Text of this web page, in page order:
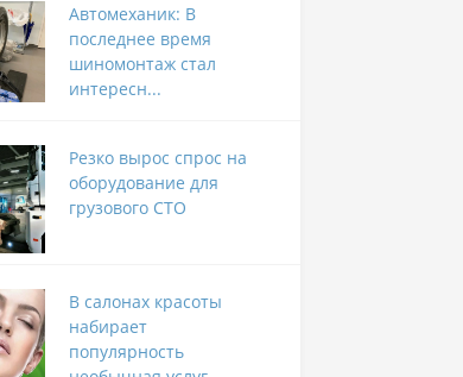
Автомеханик: В
последнее время
шиномонтаж стал
интересн...
Резко вырос спрос на
оборудование для
грузового СТО
В салонах красоты
набирает
популярность